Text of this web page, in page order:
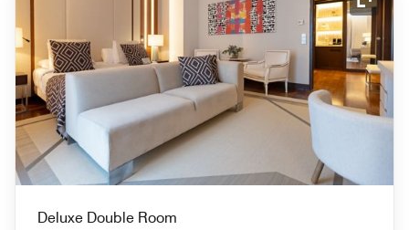
Icono
Deluxe Double Room